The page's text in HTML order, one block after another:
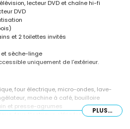
lecteur DVD et chaîne hi-fi
DVD
et 2 toilettes invités
sèche-linge
uniquement de l'extérieur.
four électrique, micro-ondes, lave-
machine à café, bouilloire
et presse-agrumes
four électrique, réfrigérateur,
PLUS...